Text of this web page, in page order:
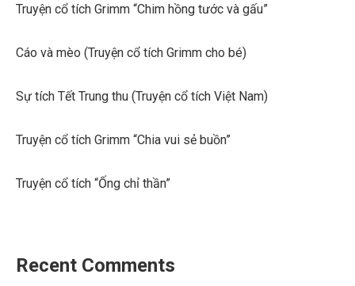
Truyện cổ tích Grimm “Chim hồng tước và gấu”
Cáo và mèo (Truyện cổ tích Grimm cho bé)
Sự tích Tết Trung thu (Truyện cổ tích Việt Nam)
Truyện cổ tích Grimm “Chia vui sẻ buồn”
Truyện cổ tích “Ống chỉ thần”
Recent Comments